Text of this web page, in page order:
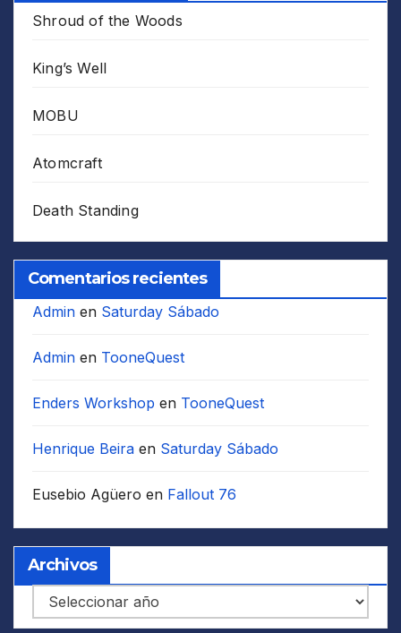
Shroud of the Woods
King’s Well
MOBU
Atomcraft
Death Standing
Comentarios recientes
Admin en Saturday Sábado
Admin en TooneQuest
Enders Workshop en TooneQuest
Henrique Beira en Saturday Sábado
Eusebio Agüero en Fallout 76
Archivos
Archivos